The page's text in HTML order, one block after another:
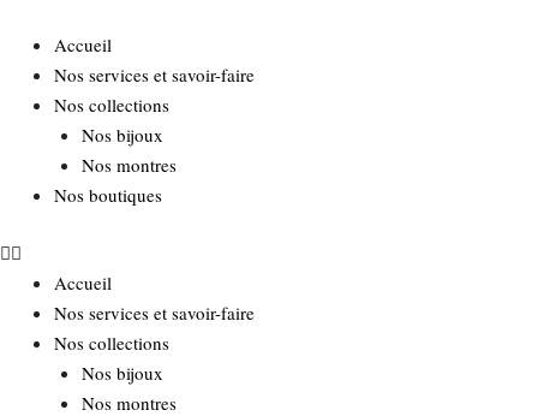
contenu
Accueil
Nos services et savoir-faire
Nos collections
Nos bijoux
Nos montres
Nos boutiques
Accueil
Nos services et savoir-faire
Nos collections
Nos bijoux
Nos montres